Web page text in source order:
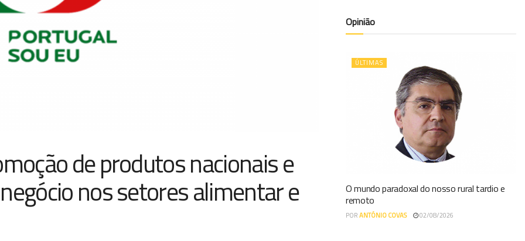
de produtos nacionais e
nos setores alimentar e
Opinião
ÚLTIMAS
O mundo paradoxal do nosso rural tardio e
remoto
PORANTÓNIO COVAS 02/08/2026